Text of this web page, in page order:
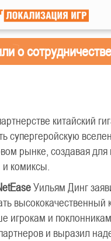
о сотрудничестве
китайский
супергеройскую
рынке, создавая
комиксы.
Уильям Динг
высококачественный
игрокам и
и выразил